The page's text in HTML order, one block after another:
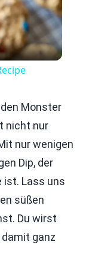
Monster
nicht nur
nur wenigen
Dip, der
ist. Lass uns
süßen
Du wirst
damit ganz